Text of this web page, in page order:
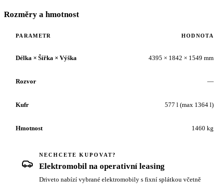
Rozměry a hmotnost
PARAMETR HODNOTA
Délka × Šířka × Výška 4395 × 1842 × 1549 mm
Rozvor —
Kufr 577 l (max 1364 l)
Hmotnost 1460 kg
NECHCETE KUPOVAT?
Elektromobil na operativní leasing
Driveto nabízí vybrané elektromobily s fixní splátkou včetně